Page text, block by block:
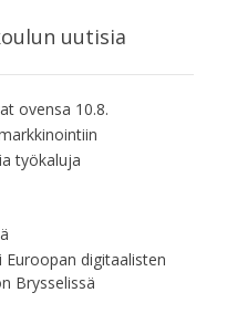
uutisia
ovensa 10.8.
työkaluja
digitaalisten
Brysselissä